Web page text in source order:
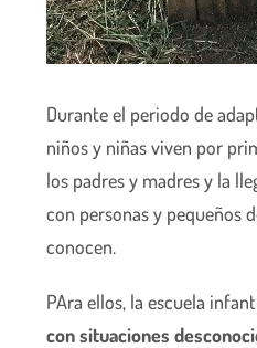
Durante el periodo de
niños y niñas viven por
los padres y madres y la
con personas y pequeños
conocen.
PAra ellos, la escuela
con situaciones